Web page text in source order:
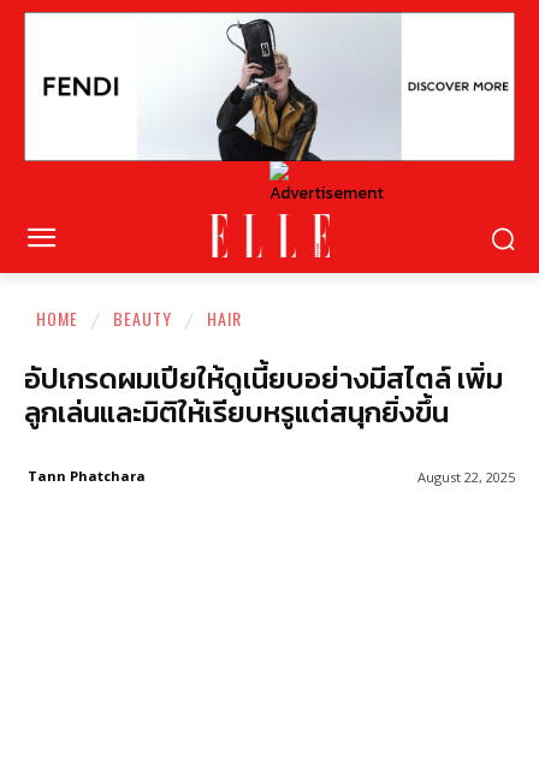
HOME BEAUTY HAIR
อัปเกรดผมเปียให้ดูเนี้ยบอย่างมีสไตล์ เพิ่ม
ลูกเล่นและมิติให้เรียบหรูแต่สนุกยิ่งขึ้น
August 22, 2025
Tann Phatchara